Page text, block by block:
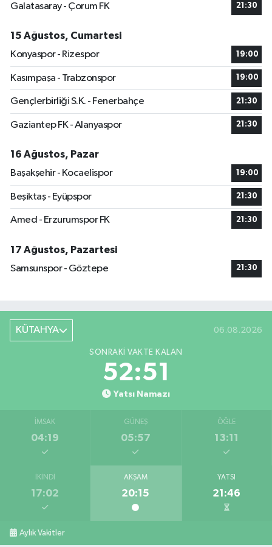
Galatasaray - Çorum FK
21:30
15 Ağustos, Cumartesi
Konyaspor - Rizespor
19:00
Kasımpaşa - Trabzonspor 19:00
Gençlerbirliği S.K. - Fenerbahçe 21:30
Gaziantep FK - Alanyaspor 21:30
16 Ağustos, Pazar
Başakşehir - Kocaelispor
19:00
Beşiktaş - Eyüpspor 21:30
Amed - Erzurumspor FK 21:30
17 Ağustos, Pazartesi
Samsunspor - Göztepe
21:30
KÜTAHYA 06.08.2026
SONRAKI VAKTE KALAN
52:50
Yatsı Namazı
İMSAK
04:19
GÜNEŞ
05:57
ÖĞLE
13:11
İKINDI
17:02
AKŞAM
20:15
YATSI
21:46
Aylık Vakitler